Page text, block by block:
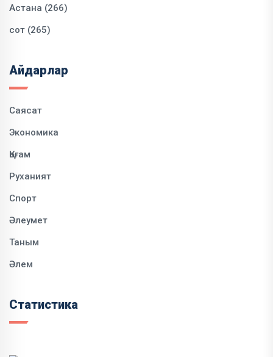
Астана (266)
сот (265)
Айдарлар
Саясат
Экономика
Қоғам
Руханият
Спорт
Әлеумет
Таным
Әлем
Статистика